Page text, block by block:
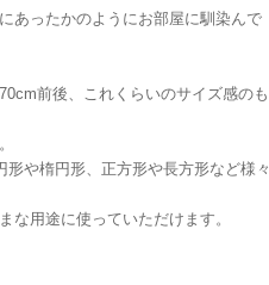
あったかのようにお部屋に馴染んで
前後、これくらいのサイズ感のも
や楕円形、正方形や長方形など様々
な用途に使っていただけます。